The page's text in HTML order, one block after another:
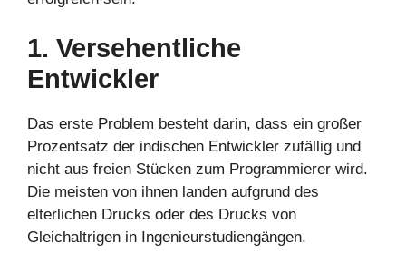
1. Versehentliche
Entwickler
Das erste Problem besteht darin, dass ein großer
Prozentsatz der indischen Entwickler zufällig und
nicht aus freien Stücken zum Programmierer wird.
Die meisten von ihnen landen aufgrund des
elterlichen Drucks oder des Drucks von
Gleichaltrigen in Ingenieurstudiengängen.